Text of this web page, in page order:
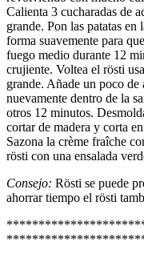
Calienta 3 cucharadas de
grande. Pon las patatas
forma suavemente para
fuego medio durante 12
crujiente. Voltea el rösti
grande. Añade un poco de
nuevamente dentro de la
otros 12 minutos.
cortar de madera y corta
Sazona la crème fraîche
rösti con una ensalada
Consejo: Rösti se puede
ahorrar tiempo el rösti